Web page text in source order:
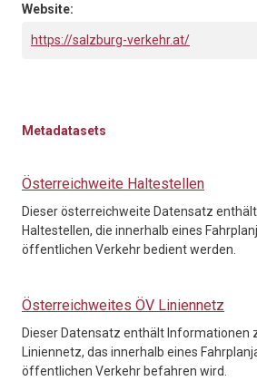
Website:
https://salzburg-verkehr.at/
Metadatasets
Österreichweite Haltestellen
Dieser österreichweite Datensatz
Haltestellen, die innerhalb eines
öffentlichen Verkehr bedient werden.
Österreichweites ÖV Liniennetz
Dieser Datensatz enthält Informationen
Liniennetz, das innerhalb eines
öffentlichen Verkehr befahren wird.